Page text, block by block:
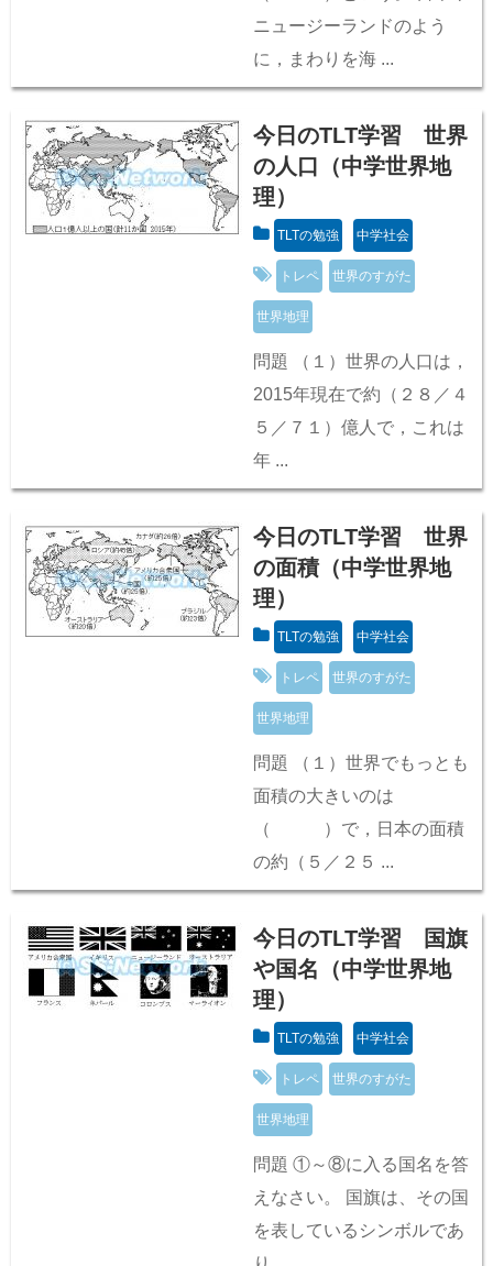
ニュージーランドのよう
に，まわりを海 ...
今日のTLT学習 世界
の人口（中学世界地
理）
TLTの勉強 中学社会
トレペ 世界のすがた
世界地理
問題 （１）世界の人口は，
2015年現在で約（２８／４
５／７１）億人で，これは
年 ...
今日のTLT学習 世界
の面積（中学世界地
理）
TLTの勉強 中学社会
トレペ 世界のすがた
世界地理
問題 （１）世界でもっとも
面積の大きいのは
（ ）で，日本の面積
の約（５／２５ ...
今日のTLT学習 国旗
や国名（中学世界地
理）
TLTの勉強 中学社会
トレペ 世界のすがた
世界地理
問題 ①～⑧に入る国名を答
えなさい。 国旗は、その国
を表しているシンボルであ